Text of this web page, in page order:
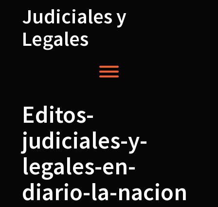
contenidoJudiciales y
Legales
Alternardor de visibilidad del menú.
Editos-
judiciales-y-
legales-en-
diario-la-nacion